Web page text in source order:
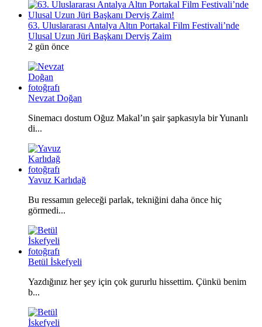
63. Uluslararası Antalya Altın Portakal Film Festivali’nde
Ulusal Uzun Jüri Başkanı Derviş Zaim
2 gün önce
Nevzat Doğan
Sinemacı dostum Oğuz Makal’ın şair şapkasıyla bir Yunanlı
di...
Yavuz Karlıdağ
Bu ressamın geleceği parlak, tekniğini daha önce hiç
görmedi...
Betül İskefyeli
Yazdığınız her şey için çok gururlu hissettim. Çünkü benim
b...